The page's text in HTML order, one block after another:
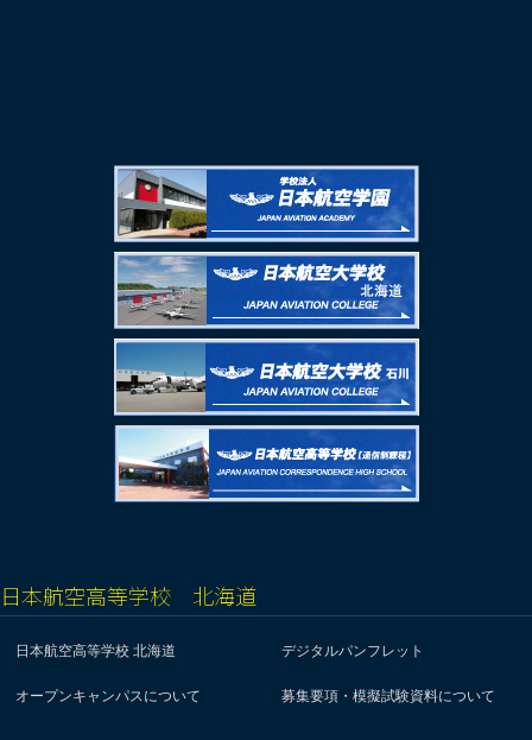
日本航空高等学校 北海道
日本航空高等学校 北海道 デジタルパンフレット
オープンキャンパスについて 募集要項・模擬試験資料について